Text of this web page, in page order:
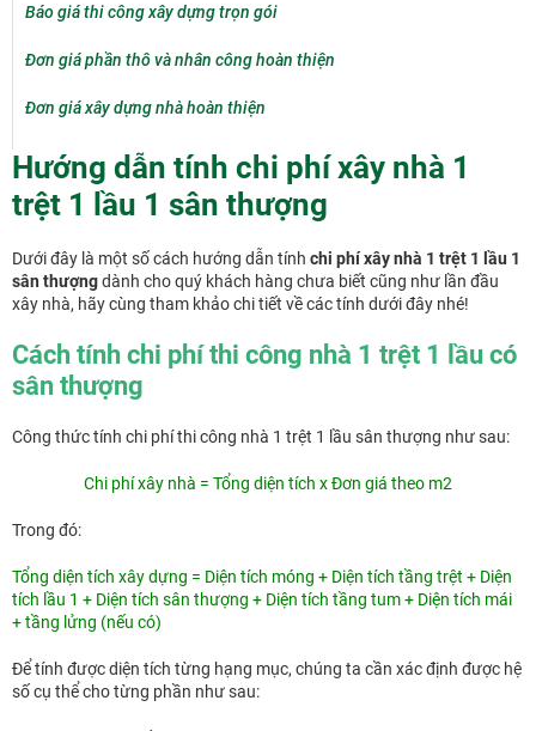
Báo giá thi công xây dựng trọn gói
Đơn giá phần thô và nhân công hoàn thiện
Đơn giá xây dựng nhà hoàn thiện
Hướng dẫn tính chi phí xây nhà 1
trệt 1 lầu 1 sân thượng
Dưới đây là một số cách hướng dẫn tính chi phí xây nhà 1 trệt 1 lầu 1
sân thượngdành cho quý khách hàng chưa biết cũng như lần đầu
xây nhà, hãy cùng tham khảo chi tiết về các tính dưới đây nhé!
Cách tính chi phí thi công nhà 1 trệt 1 lầu có
sân thượng
Công thức tính chi phí thi công nhà 1 trệt 1 lầu sân thượng như sau:
Chi phí xây nhà = Tổng diện tích x Đơn giá theo m2
Trong đó:
Tổng diện tích xây dựng = Diện tích móng + Diện tích tầng trệt + Diện
tích lầu 1 + Diện tích sân thượng + Diện tích tầng tum + Diện tích mái
+ tầng lửng (nếu có)
Để tính được diện tích từng hạng mục, chúng ta cần xác định được hệ
số cụ thể cho từng phần như sau: